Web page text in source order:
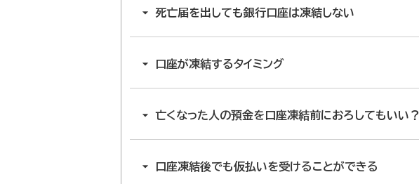
死亡届を出しても銀行口座は凍結しない
口座が凍結するタイミング
亡くなった人の預金を口座凍結前におろしてもいい？
口座凍結後でも仮払いを受けることができる